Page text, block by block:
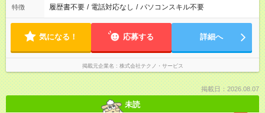
特徴 履歴書不要 / 電話対応なし / パソコンスキル不要
気になる！ 応募する 詳細へ
掲載元企業名 株式会社テクノ・サービス
掲載日：2026.08.07
未読